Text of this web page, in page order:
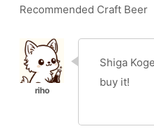
Recommended Craft Beer
Shiga
buy it!